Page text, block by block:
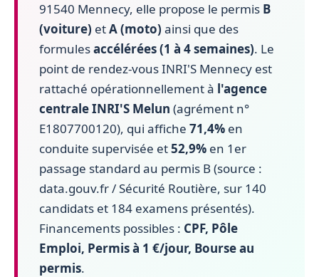
91540 Mennecy, elle propose le permis B
(voiture) etA (moto) ainsi que des
formulesaccélérées (1 à 4 semaines). Le
point de rendez-vous INRI'S Mennecy est
rattaché opérationnellement à l'agence
centrale INRI'S Melun (agrément n°
E1807700120), qui affiche 71,4% en
conduite supervisée et52,9% en 1er
passage standard au permis B (source :
data.gouv.fr / Sécurité Routière, sur 140
candidats et 184 examens présentés).
Financements possibles : CPF, Pôle
Emploi, Permis à 1 €/jour, Bourse au
permis.